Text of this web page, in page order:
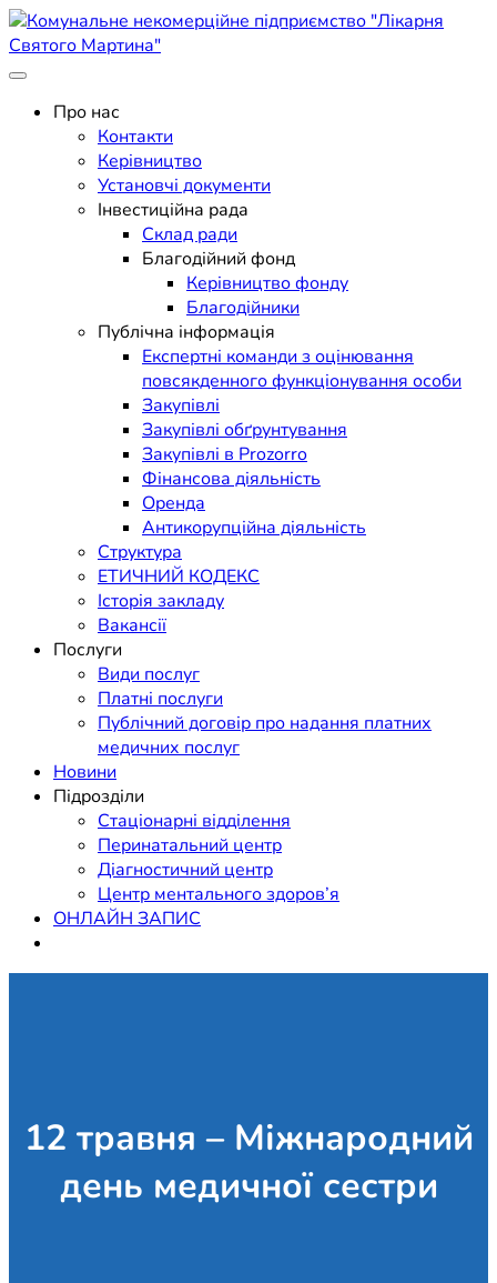
Skip
to
content
Комунальне некомерційне
підприємство "Лікарня
Святого Мартина"
Поліклініка Мукачево
Про нас
Контакти
Керівництво
Установчі документи
Інвестиційна рада
Склад ради
Благодійний фонд
Керівництво фонду
Благодійники
Публічна інформація
Експертні команди з оцінювання
повсякденного функціонування особи
Закупівлі
Закупівлі обґрунтування
Закупівлі в Prozorro
Фінансова діяльність
Оренда
Антикорупційна діяльність
Структура
ЕТИЧНИЙ КОДЕКС
Історія закладу
Вакансії
Послуги
Види послуг
Платні послуги
Публічний договір про надання платних
медичних послуг
Новини
Підрозділи
Стаціонарні відділення
Перинатальний центр
Діагностичний центр
Центр ментального здоров’я
ОНЛАЙН ЗАПИС
12 травня – Міжнародний
день медичної сестри